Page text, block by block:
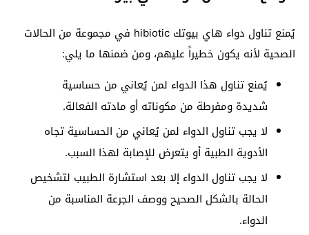
يُمنع تناول دواء هاي بيوتك hibiotic في مجموعة من الحالات
الصحية لأنه يكون خطيراً عليهم، ومن ضمنها ما يلي:
يُمنع تناول هذا الدواء لمن يُعاني من حساسية
شديدة ومفرطة من مكوناته أو مادته الفعالة.
لا يجب تناول الدواء لمن يُعاني من الحساسية تجاه
الأدوية الطبية أو يتعرض للإصابة لهذا السبب.
لا يجب تناول الدواء إلا بعد استشارة الطبيب لتشخيص
الحالة بالشكل الصحيح ووصف الجرعة المناسبة من
الدواء.